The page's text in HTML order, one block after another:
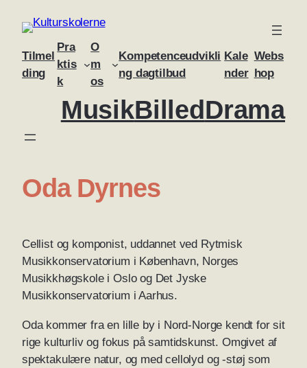
Tilmel
ding
Pra
ktis
k
O
m
os
Kompetenceudvikli
ng dagtilbud
Kale
nder
Webs
hop
MusikBilledDrama
Oda Dyrnes
Cellist og komponist, uddannet ved Rytmisk
Musikkonservatorium i København, Norges
Musikkhøgskole i Oslo og Det Jyske
Musikkonservatorium i Aarhus.
Oda kommer fra en lille by i Nord-Norge kendt for sit
rige kulturliv og fokus på samtidskunst. Omgivet af
spektakulære natur, og med cellolyd og -støj som